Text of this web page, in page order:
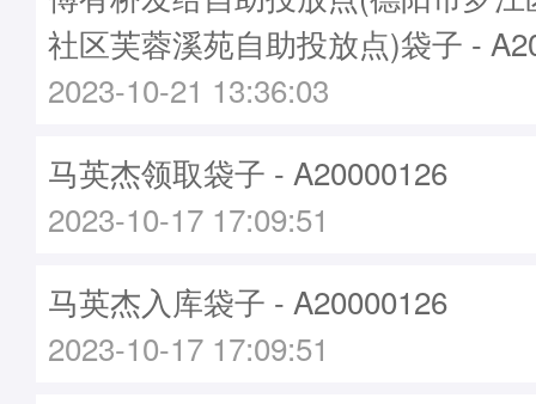
社区芙蓉溪苑自助投放点)袋子 -
2023-10-21 13:36:03
马英杰领取袋子 - A20000126
2023-10-17 17:09:51
马英杰入库袋子 - A20000126
2023-10-17 17:09:51